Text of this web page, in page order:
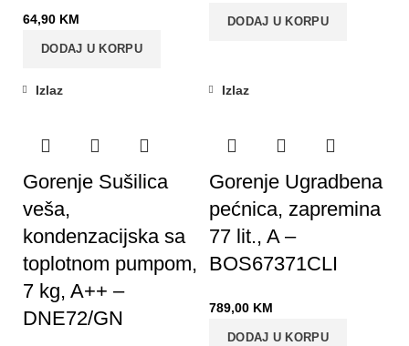
64,90 KM
DODAJ U KORPU
DODAJ U KORPU
Izlaz
Gorenje Sušilica
veša,
kondenzacijska sa
toplotnom pumpom,
7 kg, A++ –
DNE72/GN
Izlaz
Gorenje Ugradbena
pećnica, zapremina
77 lit., A –
BOS67371CLI
789,00 KM
DODAJ U KORPU